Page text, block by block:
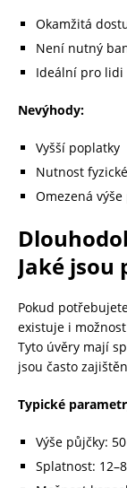
Okamžitá
Není nutný
Ideální pro lidi
Nevýhody:
Vyšší poplatky
Nutnost
Omezená
Jaké jsou
Pokud
existuje i
Tyto úvěry mají
jsou často
Typické
Výše půjčky:
Splatnost: